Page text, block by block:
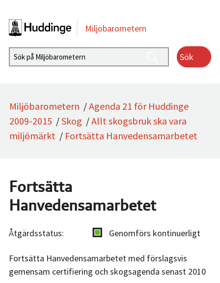
Miljöbarometern
Sök
Miljöbarometern /Agenda 21 för Huddinge
2009-2015 /Skog /Allt skogsbruk ska vara
miljömärkt / Fortsätta Hanvedensamarbetet
Fortsätta
Hanvedensamarbetet
Åtgärdsstatus: Genomförs kontinuerligt
Fortsätta Hanvedensamarbetet med förslagsvis
gemensam certifiering och skogsagenda senast 2010